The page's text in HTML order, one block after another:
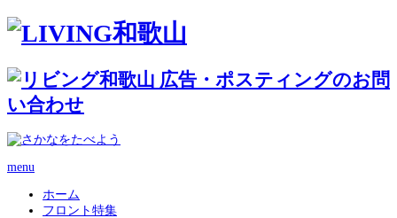
menu
ホーム
フロント特集